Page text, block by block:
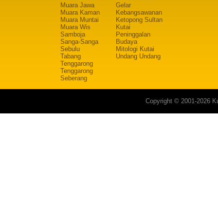
Muara Jawa
Muara Kaman
Muara Muntai
Muara Wis
Samboja
Sanga-Sanga
Sebulu
Tabang
Tenggarong
Tenggarong
Seberang
Gelar
Kebangsawanan
Ketopong Sultan
Kutai
Peninggalan
Budaya
Mitologi Kutai
Undang Undang
Copyright © 2001-2026